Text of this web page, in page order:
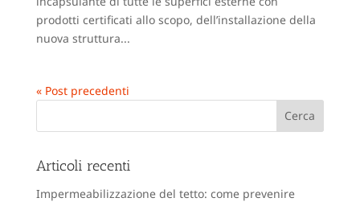
prodotti certificati allo scopo, dell’installazione della
nuova struttura...
« Post precedenti
Articoli recenti
Impermeabilizzazione del tetto: come prevenire